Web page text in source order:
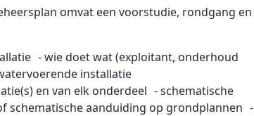
omvat een voorstudie, rondgang en
- wie doet wat (exploitant, onderhoud
installatie
en van elk onderdeel - schematische
schematische aanduiding op grondplannen -